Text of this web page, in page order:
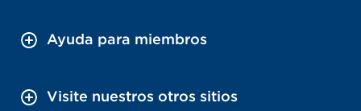
Ayuda para miembros
Visite nuestros otros sitios